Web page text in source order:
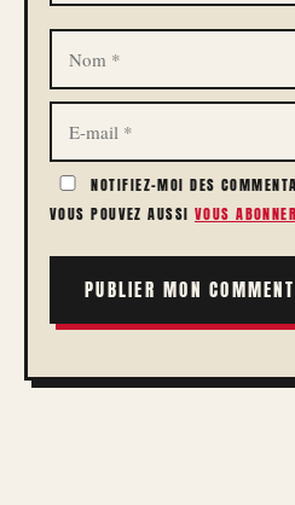
NOM
E-
MAIL
NOTIFIEZ-MOI DES
VOUS POUVEZ AUSSI VOUS ABONNER